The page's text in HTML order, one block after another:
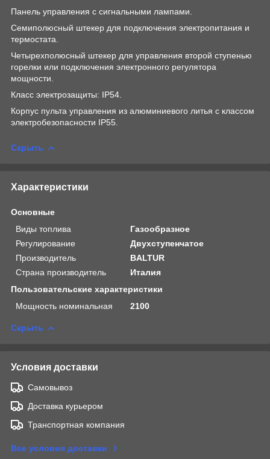
Панель управления с сигнальными лампами.
Семиполюсный штекер для подключения электропитания и
термостата.
Четырехполюсный штекер для управления второй ступенью
горелки или подключения электронного регулятора
мощности.
Класс электрозащиты: IP54.
Корпус пульта управления из алюминиевого литья с классом
электробезопасности IP55.
Скрыть
Характеристики
Основные
Виды топлива
Газообразное
Регулирование
Двухступенчатое
Производитель
BALTUR
Страна производитель
Италия
Пользовательские характеристики
Мощность номинальная
2100
Скрыть
Условия доставки
Самовывоз
Доставка курьером
Транспортная компания
Все условия доставки